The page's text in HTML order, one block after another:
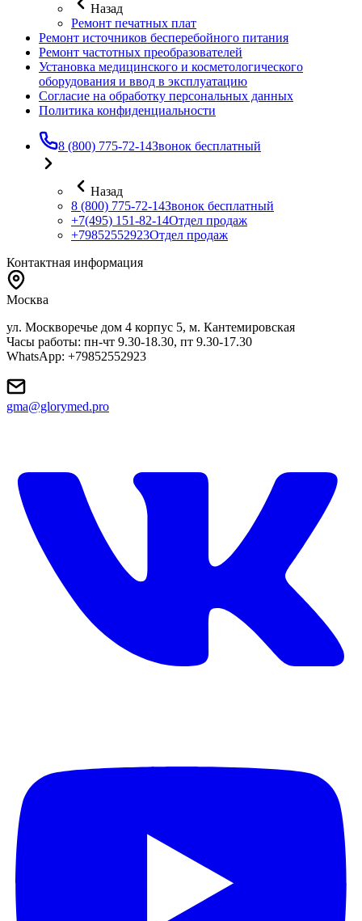
Назад
Ремонт печатных плат
Ремонт источников бесперебойного питания
Ремонт частотных преобразователей
Установка медицинского и косметологического
оборудования и ввод в эксплуатацию
Согласие на обработку персональных данных
Политика конфиденциальности
8 (800) 775-72-14Звонок бесплатный
Назад
8 (800) 775-72-14Звонок бесплатный
+7(495) 151-82-14Отдел продаж
+79852552923Отдел продаж
Контактная информация
Москва
ул. Москворечье дом 4 корпус 5, м. Кантемировская
Часы работы: пн-чт 9.30-18.30, пт 9.30-17.30
WhatsApp: +79852552923
gma@glorymed.pro